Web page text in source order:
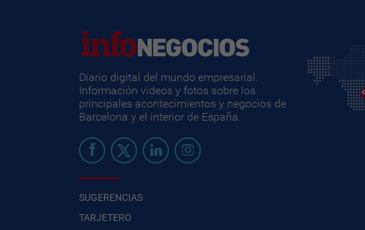
Diario digital del mundo empresarial.
Información videos y fotos sobre los
principales acontecimientos y negocios de
Barcelona y el interior de España.
SUGERENCIAS
TARJETERO